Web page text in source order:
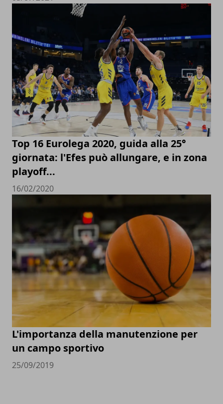
Top 16 Eurolega 2020, guida alla 25°
giornata: l'Efes può allungare, e in zona
playoff...
16/02/2020
L'importanza della manutenzione per
un campo sportivo
25/09/2019